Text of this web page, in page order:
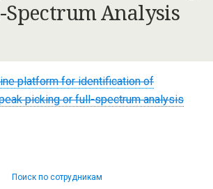
Spectrum Analysis
platform for identification of
picking or full-spectrum analysis
Поиск по сотрудникам